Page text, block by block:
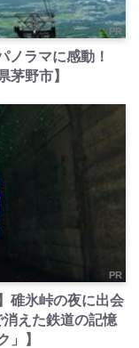
PR
ノラマに感動！
茅野市】
PR
碓氷峠の夜に出会
えた鉄道の記憶
」】